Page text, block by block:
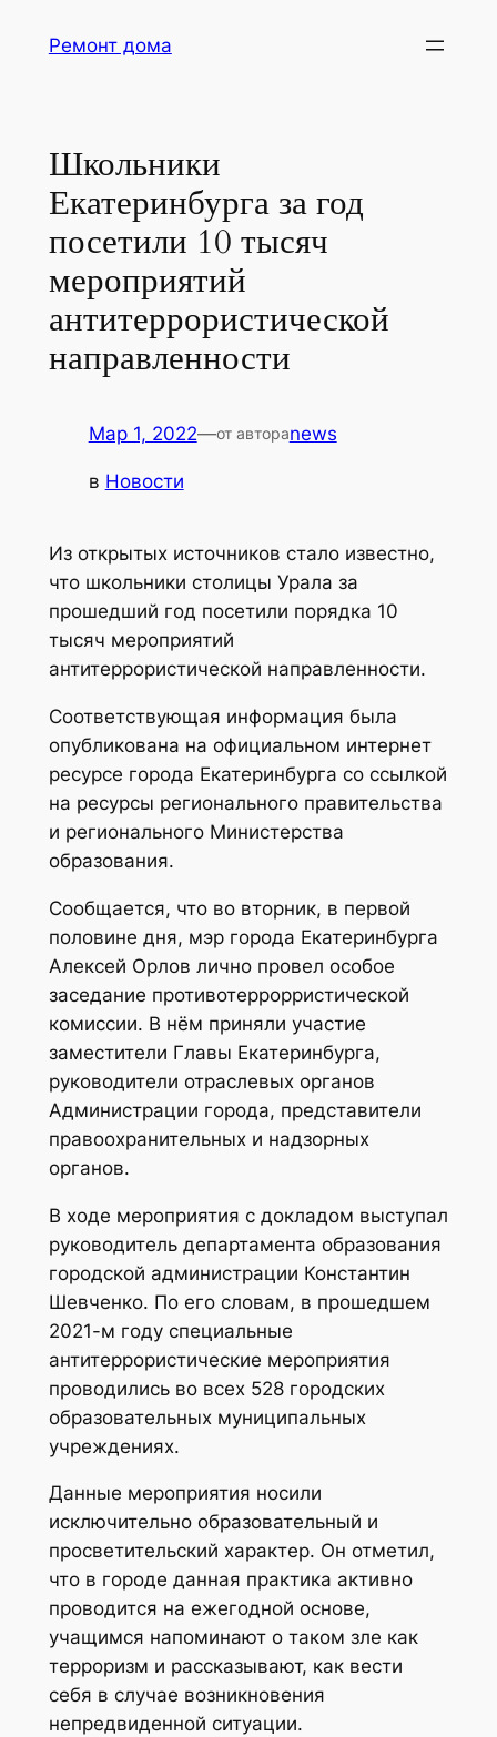
Ремонт дома
Школьники
Екатеринбурга за год
посетили 10 тысяч
мероприятий
антитеррористической
направленности
Мар 1, 2022—от автораnews
в Новости
Из открытых источников стало известно,
что школьники столицы Урала за
прошедший год посетили порядка 10
тысяч мероприятий
антитеррористической направленности.
Соответствующая информация была
опубликована на официальном интернет
ресурсе города Екатеринбурга со ссылкой
на ресурсы регионального правительства
и регионального Министерства
образования.
Сообщается, что во вторник, в первой
половине дня, мэр города Екатеринбурга
Алексей Орлов лично провел особое
заседание противотеррорристической
комиссии. В нём приняли участие
заместители Главы Екатеринбурга,
руководители отраслевых органов
Администрации города, представители
правоохранительных и надзорных
органов.
В ходе мероприятия с докладом выступал
руководитель департамента образования
городской администрации Константин
Шевченко. По его словам, в прошедшем
2021-м году специальные
антитеррористические мероприятия
проводились во всех 528 городских
образовательных муниципальных
учреждениях.
Данные мероприятия носили
исключительно образовательный и
просветительский характер. Он отметил,
что в городе данная практика активно
проводится на ежегодной основе,
учащимся напоминают о таком зле как
терроризм и рассказывают, как вести
себя в случае возникновения
непредвиденной ситуации.